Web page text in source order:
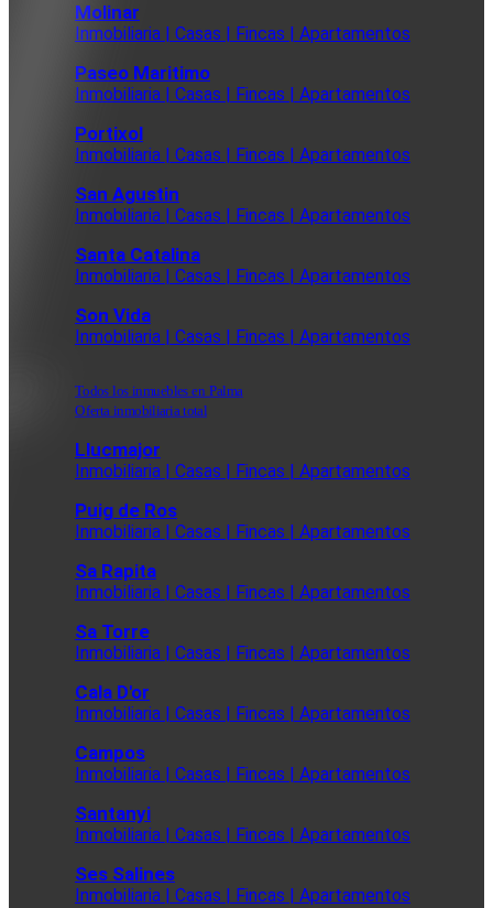
Molinar
Inmobiliaria | Casas | Fincas | Apartamentos
Paseo Maritimo
Inmobiliaria | Casas | Fincas | Apartamentos
Portixol
Inmobiliaria | Casas | Fincas | Apartamentos
San Agustin
Inmobiliaria | Casas | Fincas | Apartamentos
Santa Catalina
Inmobiliaria | Casas | Fincas | Apartamentos
Son Vida
Inmobiliaria | Casas | Fincas | Apartamentos
Todos los inmuebles en Palma
Oferta inmobiliaria total
Llucmajor
Inmobiliaria | Casas | Fincas | Apartamentos
Puig de Ros
Inmobiliaria | Casas | Fincas | Apartamentos
Sa Rapita
Inmobiliaria | Casas | Fincas | Apartamentos
Sa Torre
Inmobiliaria | Casas | Fincas | Apartamentos
Cala D'or
Inmobiliaria | Casas | Fincas | Apartamentos
Campos
Inmobiliaria | Casas | Fincas | Apartamentos
Santanyi
Inmobiliaria | Casas | Fincas | Apartamentos
Ses Salines
Inmobiliaria | Casas | Fincas | Apartamentos